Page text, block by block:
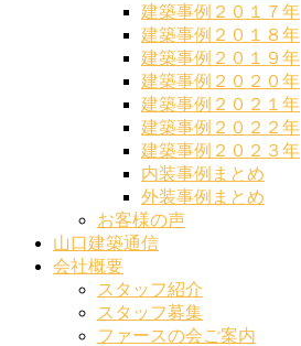
建築事例２０１７年
建築事例２０１８年
建築事例２０１９年
建築事例２０２０年
建築事例２０２１年
建築事例２０２２年
建築事例２０２３年
内装事例まとめ
外装事例まとめ
お客様の声
山口建築通信
会社概要
スタッフ紹介
スタッフ募集
ファースの会ご案内